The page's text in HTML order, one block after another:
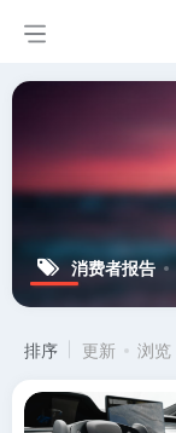
消费者报告
排序 更新 浏览